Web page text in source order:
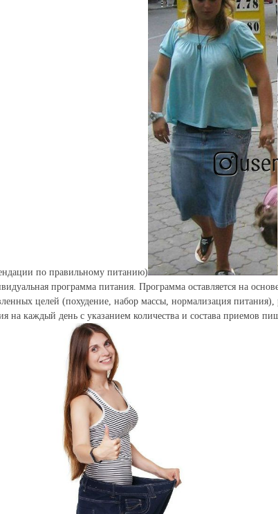
по правильному питанию)
программа питания. Программа оставляется на
целей (похудение, набор массы, нормализация
на каждый день с указанием количества и состава приемов